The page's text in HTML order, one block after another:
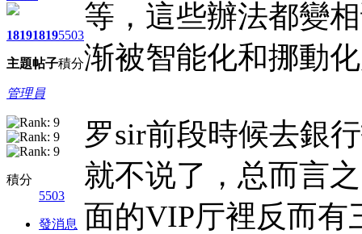
1819
主題
1819
帖子
5503
積分
管理員
積分
5503
發消息
等，這些辦法都變
渐被智能化和挪動
罗sir前段時候去銀
就不说了，总而言
面的VIP厅裡反而有